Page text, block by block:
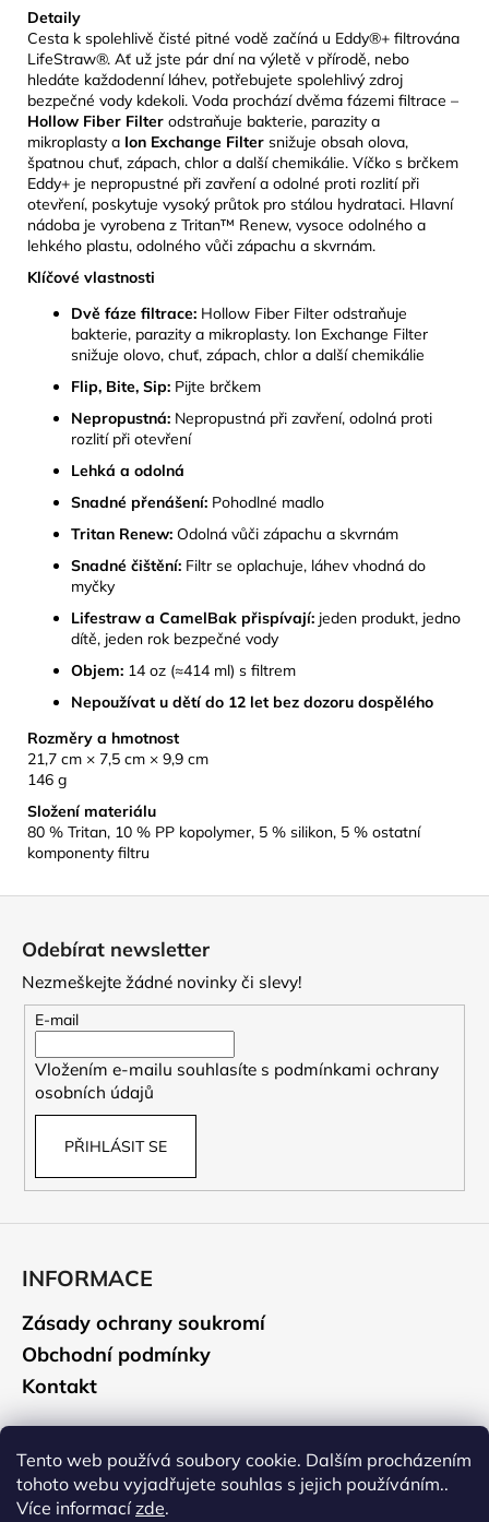
Tento web používá soubory cookie. Dalším procházením
tohoto webu vyjadřujete souhlas s jejich používáním..
Více informacízde.
Detaily
Cesta k spolehlivě čisté pitné vodě začíná u Eddy®+ filtrována
LifeStraw®. Ať už jste pár dní na výletě v přírodě, nebo
hledáte každodenní láhev, potřebujete spolehlivý zdroj
bezpečné vody kdekoli. Voda prochází dvěma fázemi filtrace –
Hollow Fiber Filter odstraňuje bakterie, parazity a
mikroplasty a Ion Exchange Filter snižuje obsah olova,
špatnou chuť, zápach, chlor a další chemikálie. Víčko s brčkem
Eddy+ je nepropustné při zavření a odolné proti rozlití při
otevření, poskytuje vysoký průtok pro stálou hydrataci. Hlavní
nádoba je vyrobena z Tritan™ Renew, vysoce odolného a
lehkého plastu, odolného vůči zápachu a skvrnám.
Klíčové vlastnosti
Dvě fáze filtrace: Hollow Fiber Filter odstraňuje
bakterie, parazity a mikroplasty. Ion Exchange Filter
snižuje olovo, chuť, zápach, chlor a další chemikálie
Flip, Bite, Sip: Pijte brčkem
Nepropustná: Nepropustná při zavření, odolná proti
rozlití při otevření
Lehká a odolná
Snadné přenášení: Pohodlné madlo
Tritan Renew: Odolná vůči zápachu a skvrnám
Snadné čištění: Filtr se oplachuje, láhev vhodná do
myčky
Lifestraw a CamelBak přispívají: jeden produkt, jedno
dítě, jeden rok bezpečné vody
Objem: 14 oz (≈414 ml) s filtrem
Nepoužívat u dětí do 12 let bez dozoru dospělého
Rozměry a hmotnost
21,7 cm × 7,5 cm × 9,9 cm
146 g
Složení materiálu
80 % Tritan, 10 % PP kopolymer, 5 % silikon, 5 % ostatní
komponenty filtru
Kč
Odebírat newsletter
Nezmeškejte žádné novinky či slevy!
E-mail
Vložením e-mailu souhlasíte s podmínkami ochrany
osobních údajů
PŘIHLÁSIT SE
INFORMACE
Zásady ochrany soukromí
Obchodní podmínky
Kontakt
CAMELBAK
Údržba a čištění